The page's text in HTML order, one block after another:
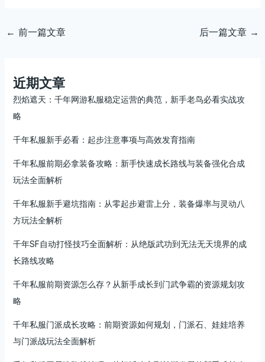
← 前一篇文章 后一篇文章 →
近期文章
烈焰遮天：千年网游私服稳定运营的典范，新手老鸟必看实战攻
略
千年私服新手必看：起步注意事项与高效发育指南
千年私服前期必拿装备攻略：新手快速成长路线与装备强化合成
玩法全面解析
千年私服新手避坑指南：从零起步避雷上分，装备爆率与灵动八
方玩法全解析
千年SF自动打怪技巧全面解析：从绝版武功到无法无天境界的成
长路线攻略
千年私服前期资源怎么存？从新手成长到门武争霸的资源规划攻
略
千年私服门派成长攻略：前期资源如何规划，门派石、娃娃培养
与门派战玩法全面解析